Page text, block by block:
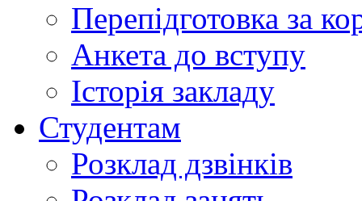
Перепідготовка за
Анкета до вступу
Історія закладу
Студентам
Розклад дзвінків